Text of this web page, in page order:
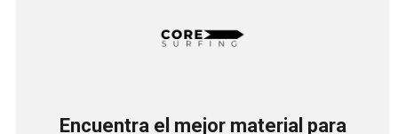
Encuentra el mejor material para